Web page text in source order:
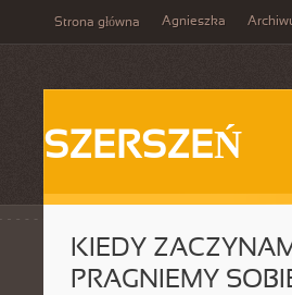
Strona główna Agnieszka
SZERSZEŃ
KIEDY
PRAGNIEMY